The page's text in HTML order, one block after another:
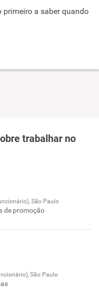
primeiro a saber quando
trabalhar no
São Paulo
de promoção
São Paulo